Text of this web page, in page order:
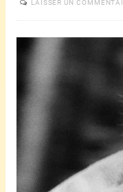
LAISSER UN
Lecteur
vidéo